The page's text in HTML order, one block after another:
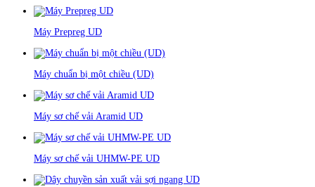
Máy Prepreg UD
Máy chuẩn bị một chiều (UD)
Máy sơ chế vải Aramid UD
Máy sơ chế vải UHMW-PE UD